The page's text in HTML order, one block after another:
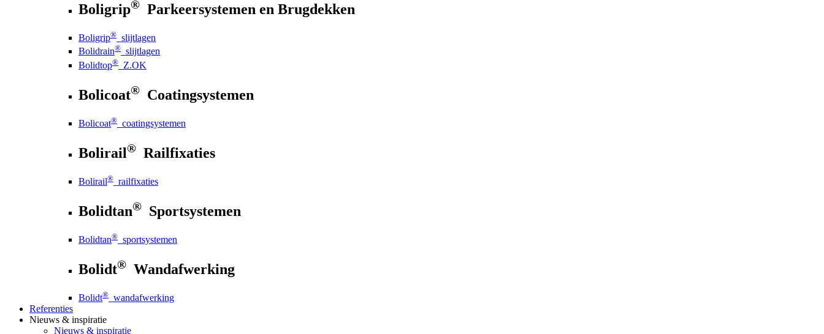
Boligrip® Parkeersystemen en Brugdekken
Boligrip® slijtlagen
Bolidrain® slijtlagen
Bolidtop® Z.OK
Bolicoat® Coatingsystemen
Bolicoat® coatingsystemen
Bolirail® Railfixaties
Bolirail® railfixaties
Bolidtan® Sportsystemen
Bolidtan® sportsystemen
Bolidt® Wandafwerking
Bolidt® wandafwerking
Referenties
Nieuws & inspiratie
Nieuws & inspiratie